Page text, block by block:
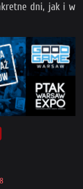
dni, jak i w